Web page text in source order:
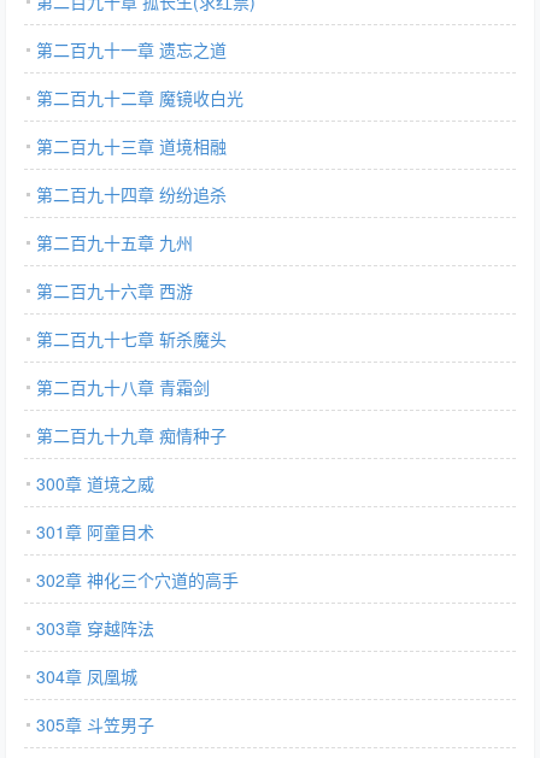
第二百九十一章 遗忘之道
第二百九十二章 魔镜收白光
第二百九十三章 道境相融
第二百九十四章 纷纷追杀
第二百九十五章 九州
第二百九十六章 西游
第二百九十七章 斩杀魔头
第二百九十八章 青霜剑
第二百九十九章 痴情种子
300章 道境之威
301章 阿童目术
302章 神化三个穴道的高手
303章 穿越阵法
304章 凤凰城
305章 斗笠男子